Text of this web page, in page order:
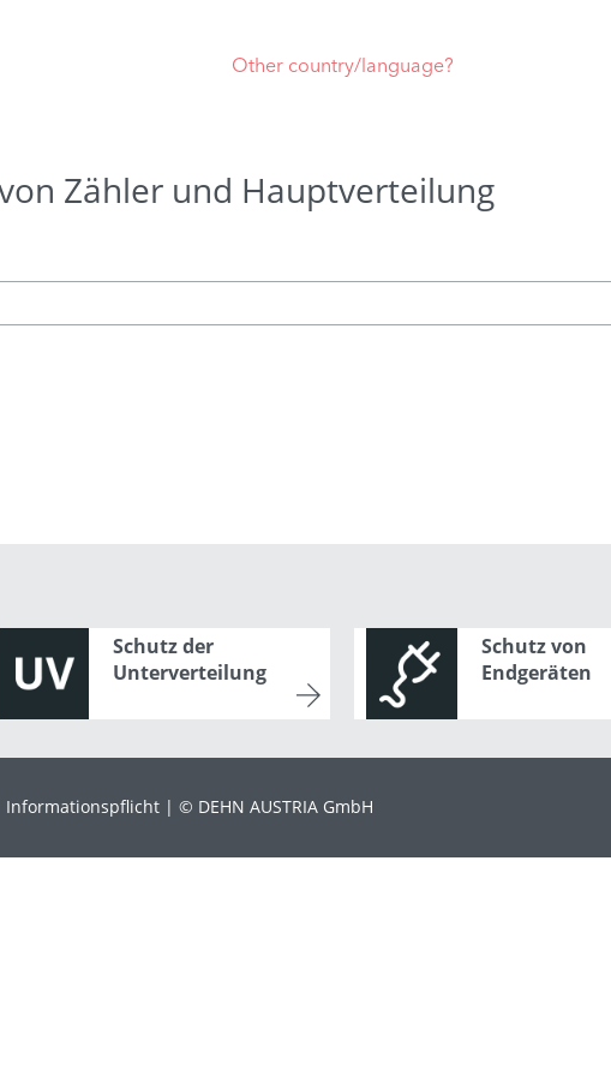
Other country/language?
Zähler und Hauptverteilung
Schutz der
Unterverteilung
Schutz von
Endgeräten
Informationspflicht © DEHN AUSTRIA GmbH